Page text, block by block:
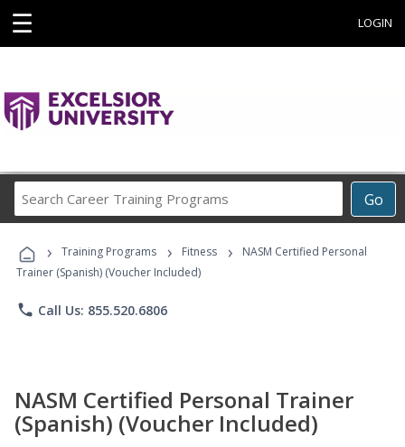
☰ LOGIN
Go
Career
Programs
› Training Programs › Fitness ›
NASM Certified Personal
Trainer (Spanish) (Voucher Included)
phone Call Us: 855.520.6806
NASM Certified Personal Trainer
(Spanish) (Voucher Included)